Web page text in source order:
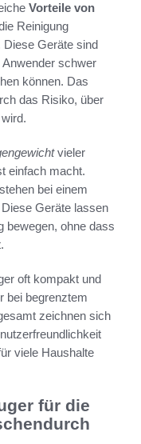
Vorteile von
Reinigung
Diese Geräte sind
schwer
können. Das
das Risiko, über
vieler
einfach macht.
bei einem
Geräte lassen
bewegen, ohne dass
oft kompakt und
bei begrenztem
zeichnen sich
viele Haushalte
für die